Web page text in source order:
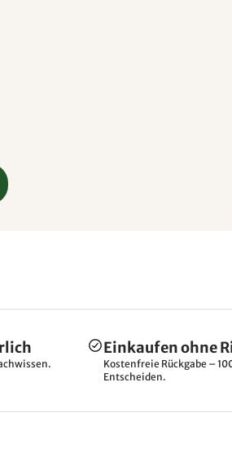
Einkaufen ohne
Kostenfreie Rückgabe –
Entscheiden.